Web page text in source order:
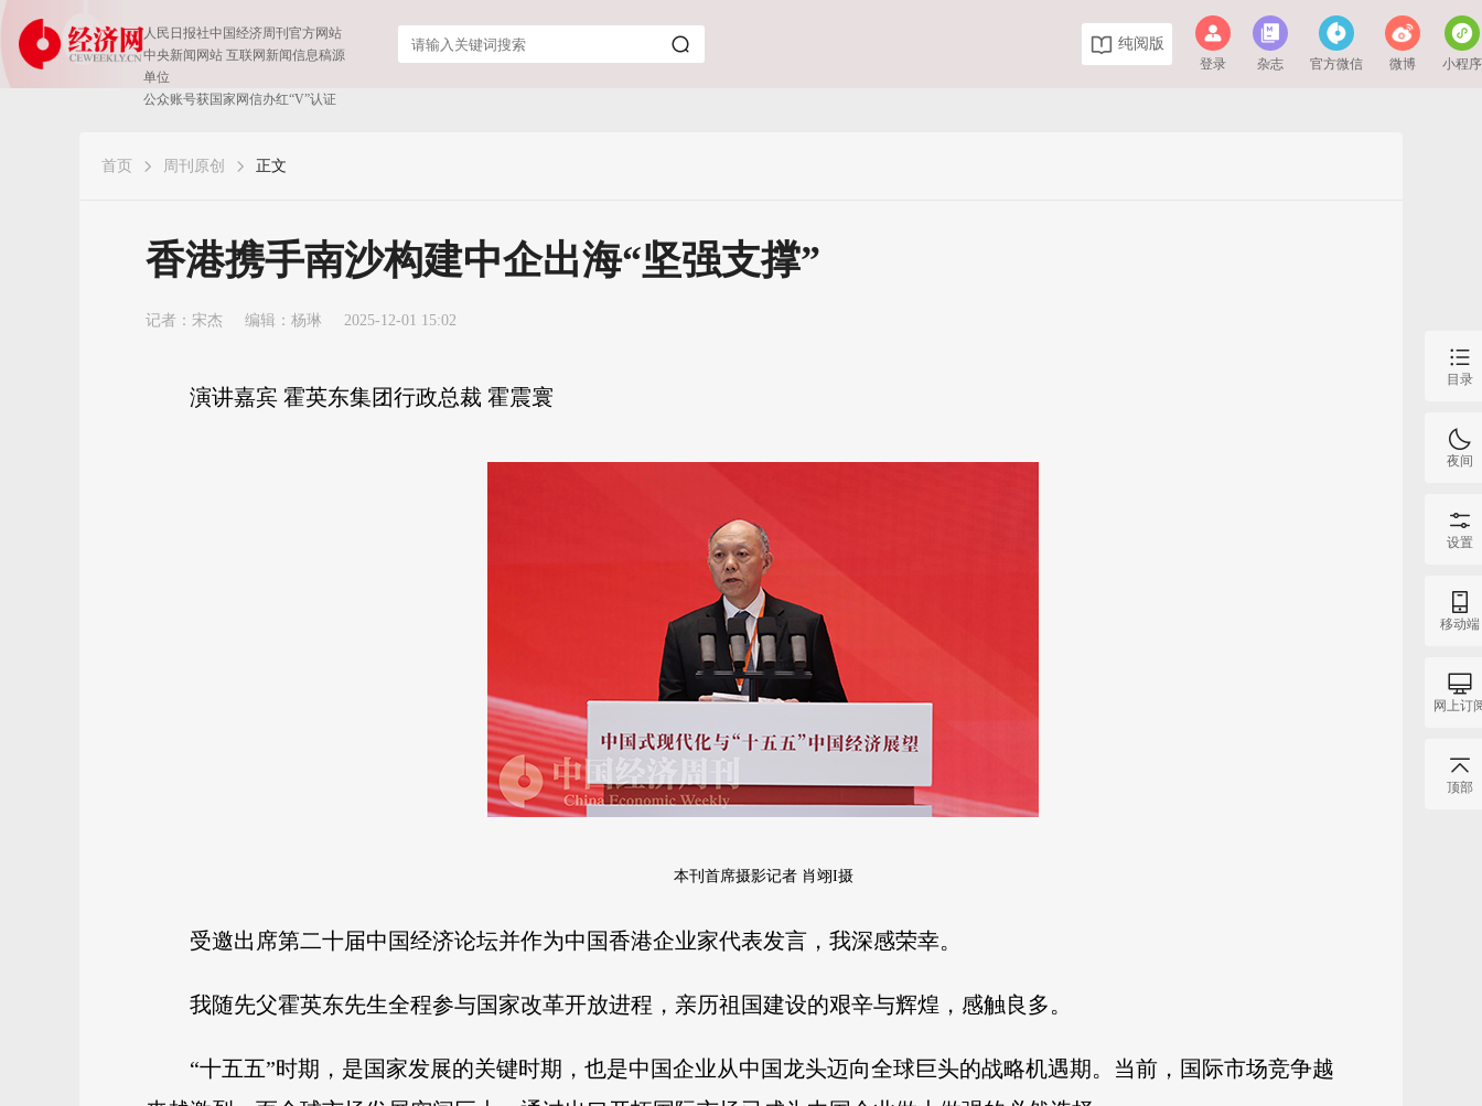
人民日报社中国经济周刊官方网站
中央新闻网站 互联网新闻信息稿源
单位
公众账号获国家网信办红“V”认证
纯阅版
登录 杂志 官方微信 微博 小程序
首页 周刊原创 正文
香港携手南沙构建中企出海“坚强支撑”
记者： 宋杰 编辑：杨琳 2025-12-01 15:02
演讲嘉宾 霍英东集团行政总裁 霍震寰
本刊首席摄影记者 肖翊I摄
受邀出席第二十届中国经济论坛并作为中国香港企业家代表发言，我深感荣幸。
我随先父霍英东先生全程参与国家改革开放进程，亲历祖国建设的艰辛与辉煌，感触良多。
“十五五”时期，是国家发展的关键时期，也是中国企业从中国龙头迈向全球巨头的战略机遇期。当前，国际市场竞争越
目录
夜间
设置
移动端
网上订
顶部